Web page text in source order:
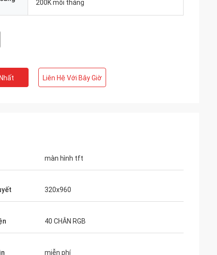
200K mỗi tháng
Liên Hệ Với Bây Giờ
màn hình tft
320x960
40 CHÂN RGB
miễn phí